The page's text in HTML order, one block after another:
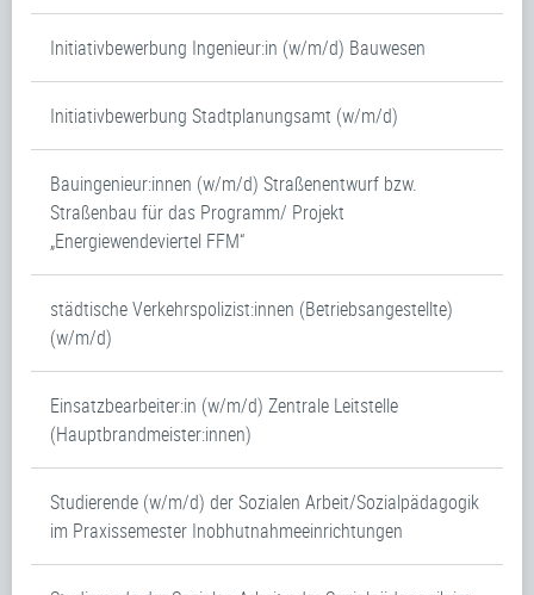
Initiativbewerbung Ingenieur:in (w/m/d) Bauwesen
Initiativbewerbung Stadtplanungsamt (w/m/d)
Bauingenieur:innen (w/m/d) Straßenentwurf bzw.
Straßenbau für das Programm/ Projekt
„Energiewendeviertel FFM“
städtische Verkehrspolizist:innen (Betriebsangestellte)
(w/m/d)
Einsatzbearbeiter:in (w/m/d) Zentrale Leitstelle
(Hauptbrandmeister:innen)
Studierende (w/m/d) der Sozialen Arbeit/Sozialpädagogik
im Praxissemester Inobhutnahmeeinrichtungen